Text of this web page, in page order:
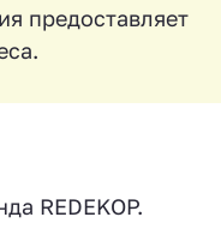
предоставляет
REDEKOP.